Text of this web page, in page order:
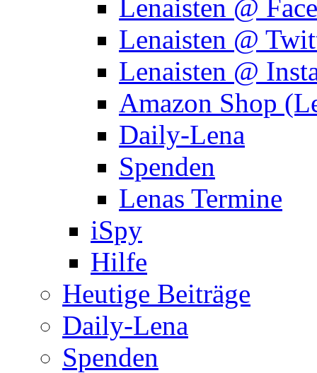
Lenaisten @
Lenaisten @
Lenaisten @
Amazon Shop
Daily-Lena
Spenden
Lenas Termine
iSpy
Hilfe
Heutige Beiträge
Daily-Lena
Spenden